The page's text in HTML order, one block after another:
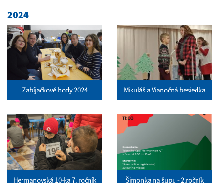
2024
Zabíjačkové hody 2024 Mikuláš a Vianočná besiedka
Hermanovská 10-ka 7. ročník Šimonka na šupu - 2.ročník